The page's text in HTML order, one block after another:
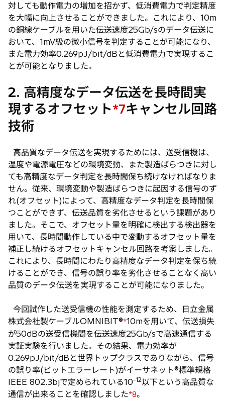
対しても動作電力の増加を招かず、低消費電力で判定精度
を大幅に向上させることができました。これにより、10m
の銅線ケーブルを用いた伝送速度25Gb/sのデータ伝送に
おいて、1mV級の微小信号を判定することが可能になり、
また電力効率0.269pJ/bit/dBと低消費電力で実現するこ
とが可能となりました。
2. 高精度なデータ伝送を長時間実
現するオフセット*7キャンセル回路
技術
高品質なデータ伝送を実現するためには、送受信機は、
温度や電源電圧などの環境変動、また製造ばらつきに対し
ても高精度なデータ判定を長時間保ち続けなければなりま
せん。従来、環境変動や製造ばらつきに起因する信号のず
れ(オフセット)によって、高精度なデータ判定を長時間保
つことができず、伝送品質を劣化させるという課題があり
ました。そこで、オフセット量を明確に検出する検出器を
用いて、長時間動作している中で変動するオフセット量を
補正し続けるオフセットキャンセル回路を考案しました。
これにより、長時間にわたり高精度なデータ判定を保ち続
けることができ、信号の誤り率を劣化させることなく高い
品質のデータ伝送を実現することが可能になりました。
今回試作した送受信機の性能を測定するため、日立金属
株式会社製ケーブルOMNIBIT®*10mを用いて、伝送損失
が50dBの送受信機間を伝送速度25Gb/sで高速通信する
実証実験を行いました。その結果、電力効率が
0.269pJ/bit/dBと世界トップクラスでありながら、信号
の誤り率(ビットエラーレート)がイーサネット®標準規格
IEEE 802.3bjで定められている10-12以下という高品質な
通信が出来ることを確認しました*8。